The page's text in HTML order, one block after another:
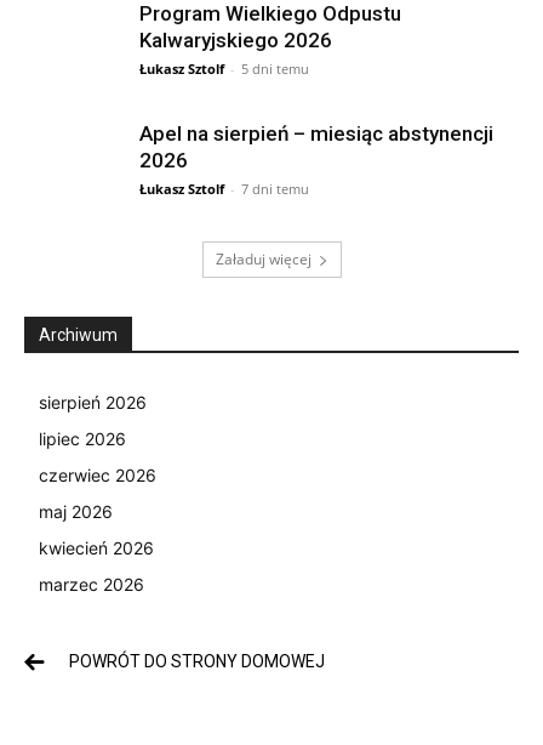
Program Wielkiego Odpustu
Kalwaryjskiego 2026
Łukasz Sztolf - 5 dni temu
Apel na sierpień – miesiąc abstynencji
2026
Łukasz Sztolf - 7 dni temu
Załaduj więcej
Archiwum
sierpień 2026
lipiec 2026
czerwiec 2026
maj 2026
kwiecień 2026
marzec 2026
POWRÓT DO STRONY DOMOWEJ